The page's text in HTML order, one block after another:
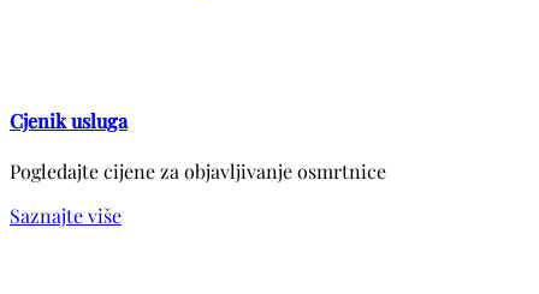
Cjenik usluga
Pogledajte cijene za objavljivanje osmrtnice
Saznajte više